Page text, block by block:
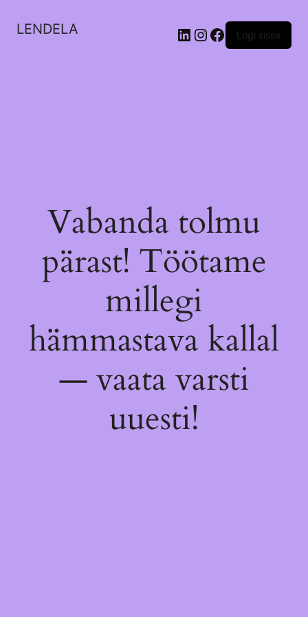
LENDELA LinkedIn
Instagram
Facebook
Logi sisse
Vabanda tolmu
pärast! Töötame
millegi
hämmastava kallal
— vaata varsti
uuesti!